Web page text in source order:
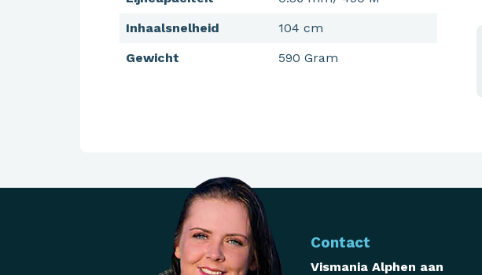
Inhaalsnelheid
104 cm
Gewicht
590 Gram
Contact
Vismania Alphen aan